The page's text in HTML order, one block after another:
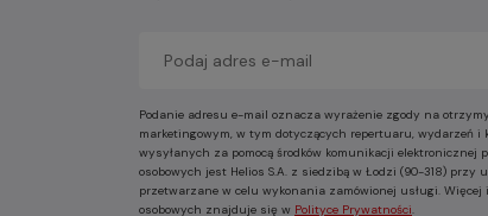
Podanie adresu e-mail oznacza wyrażenie zgody na
marketingowym, w tym dotyczących repertuaru, wydarzeń i
wysyłanych za pomocą środków komunikacji elektronicznej
osobowych jest Helios S.A. z siedzibą w Łodzi (90-318)
przetwarzane w celu wykonania zamówionej usługi.
osobowych znajduje się w Polityce Prywatności.